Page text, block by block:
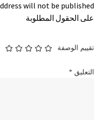
will not be published.
على الحقول المطلوبة
تقييم الوصفة
التعليق *